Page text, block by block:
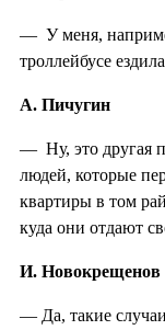
— У меня,
троллейбусе
А. Пичугин
— Ну, это другая
людей, которые
квартиры в том
куда они отдают
И. Новокрещенов
— Да, такие